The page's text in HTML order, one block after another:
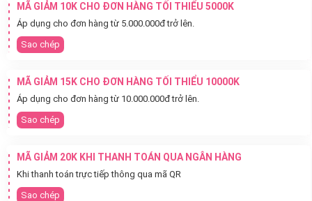
MÃ GIẢM 10K CHO ĐƠN HÀNG TỐI THIỂU 5000K
Áp dụng cho đơn hàng từ 5.000.000đ trở lên.
Sao chép
MÃ GIẢM 15K CHO ĐƠN HÀNG TỐI THIỂU 10000K
Áp dụng cho đơn hàng từ 10.000.000đ trở lên.
Sao chép
MÃ GIẢM 20K KHI THANH TOÁN QUA NGÂN HÀNG
Khi thanh toán trực tiếp thông qua mã QR
Sao chép